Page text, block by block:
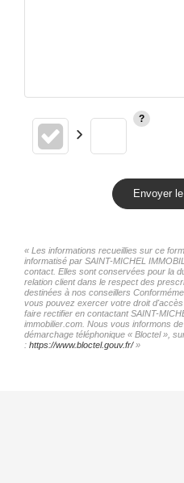
Envoyer
« Les informations recueillies sur ce
informatisé par SAINT-MICHEL
contact. Elles sont conservées pour la
relation client dans le respect des
destinées à nos conseillers
vous pouvez exercer votre droit
faire rectifier en contactant SAINT-
immobilier.com. Nous vous informons
démarchage téléphonique « Bloctel »,
: https://www.bloctel.gouv.fr/»